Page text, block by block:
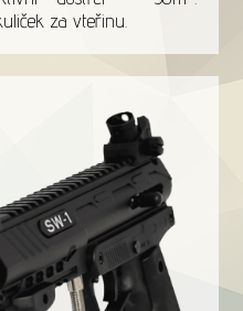
za vteřinu.